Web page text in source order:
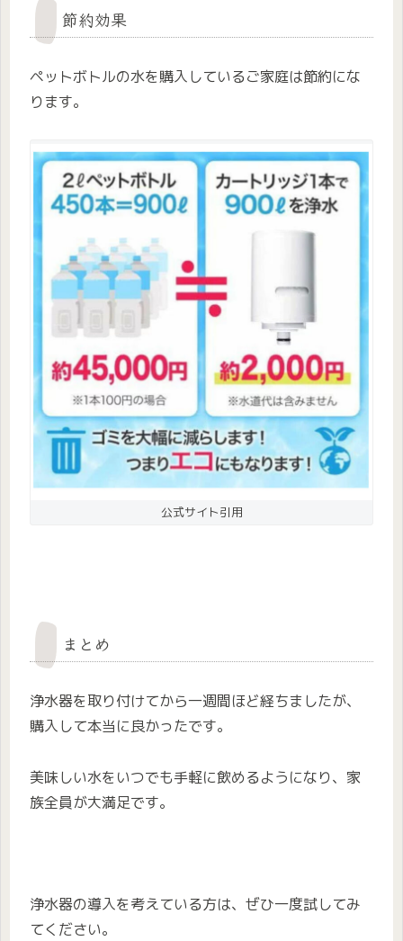
節約効果
ペットボトルの水を購入しているご家庭は節約にな
ります。
公式サイト引用
まとめ
浄水器を取り付けてから一週間ほど経ちましたが、
購入して本当に良かったです。
美味しい水をいつでも手軽に飲めるようになり、家
族全員が大満足です。
浄水器の導入を考えている方は、ぜひ一度試してみ
てください。